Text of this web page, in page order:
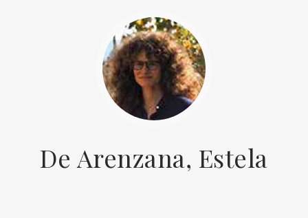
De Arenzana, Estela